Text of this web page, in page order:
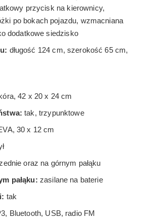
przycisk na kierownicy,
po bokach pojazdu, wzmacniana
dodatkowe siedzisko
długość 124 cm, szerokość 65 cm,
42 x 20 x 24 cm
tak, trzypunktowe
30 x 12 cm
oraz na górnym pałąku
pałąku: zasilane na baterie
tak
Bluetooth, USB, radio FM